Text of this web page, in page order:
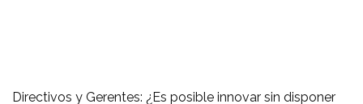
Directivos y Gerentes: ¿Es posible innovar sin disponer